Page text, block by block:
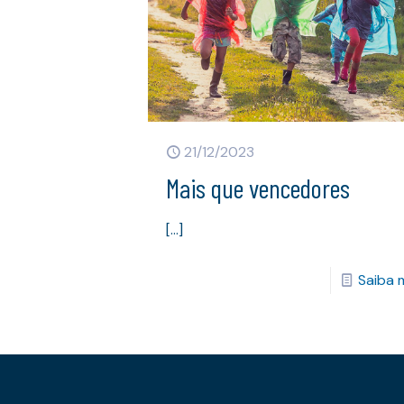
21/12/2023
Mais que vencedores
[…]
Saiba